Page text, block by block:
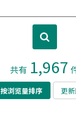
共有 1,967
按浏览量排序 更